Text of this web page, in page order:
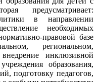
предусматривает:
в направлении
необходимых
правовой базе
региональном,
инклюзивной
образования,
подготовку педагогов,